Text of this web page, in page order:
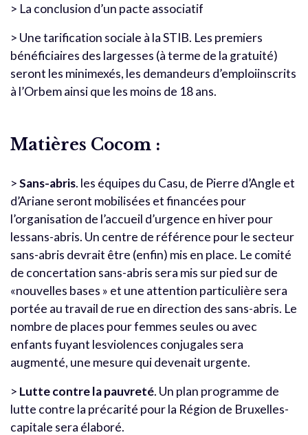
> La conclusion d’un pacte associatif
> Une tarification sociale à la STIB. Les premiers
bénéficiaires des largesses (à terme de la gratuité)
seront les minimexés, les demandeurs d’emploiinscrits
à l’Orbem ainsi que les moins de 18 ans.
Matières Cocom :
>Sans-abris. les équipes du Casu, de Pierre d’Angle et
d’Ariane seront mobilisées et financées pour
l’organisation de l’accueil d’urgence en hiver pour
lessans-abris. Un centre de référence pour le secteur
sans-abris devrait être (enfin) mis en place. Le comité
de concertation sans-abris sera mis sur pied sur de
«nouvelles bases » et une attention particulière sera
portée au travail de rue en direction des sans-abris. Le
nombre de places pour femmes seules ou avec
enfants fuyant lesviolences conjugales sera
augmenté, une mesure qui devenait urgente.
> Lutte contre la pauvreté. Un plan programme de
lutte contre la précarité pour la Région de Bruxelles-
capitale sera élaboré.